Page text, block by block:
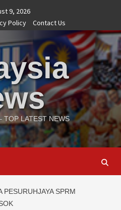
9, 2026
Policy Contact Us
TOP LATEST NEWS
PESURUHJAYA SPRM